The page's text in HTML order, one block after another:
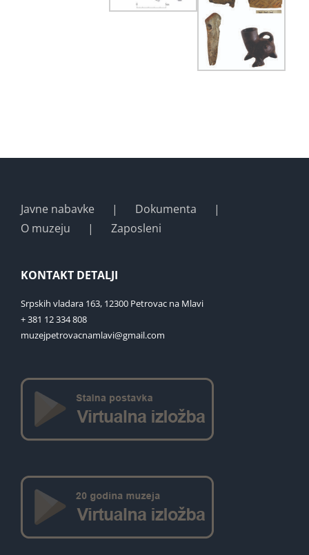
Javne nabavke
Dokumenta
O muzeju
Zaposleni
KONTAKT DETALJI
Srpskih vladara 163, 12300 Petrovac na Mlavi
+ 381 12 334 808
muzejpetrovacnamlavi@gmail.com